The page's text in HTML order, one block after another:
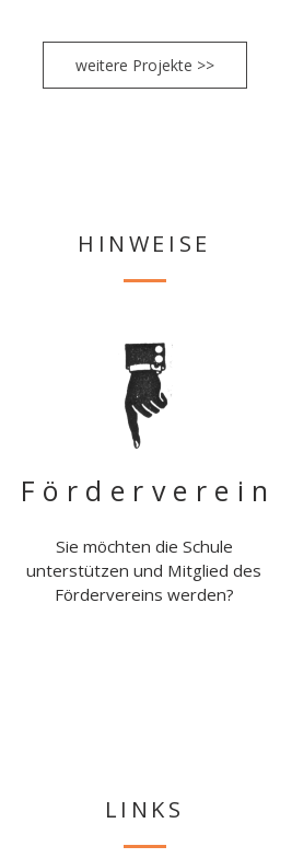
weitere Projekte >>
HINWEISE
Förderverein
Sie möchten die Schule
unterstützen und Mitglied des
Fördervereins werden?
LINKS